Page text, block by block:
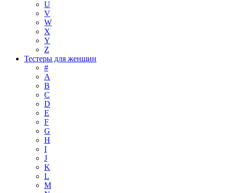
U
V
W
X
Y
Z
Тестеры для женщин
#
A
B
C
D
E
F
G
H
I
J
K
L
M